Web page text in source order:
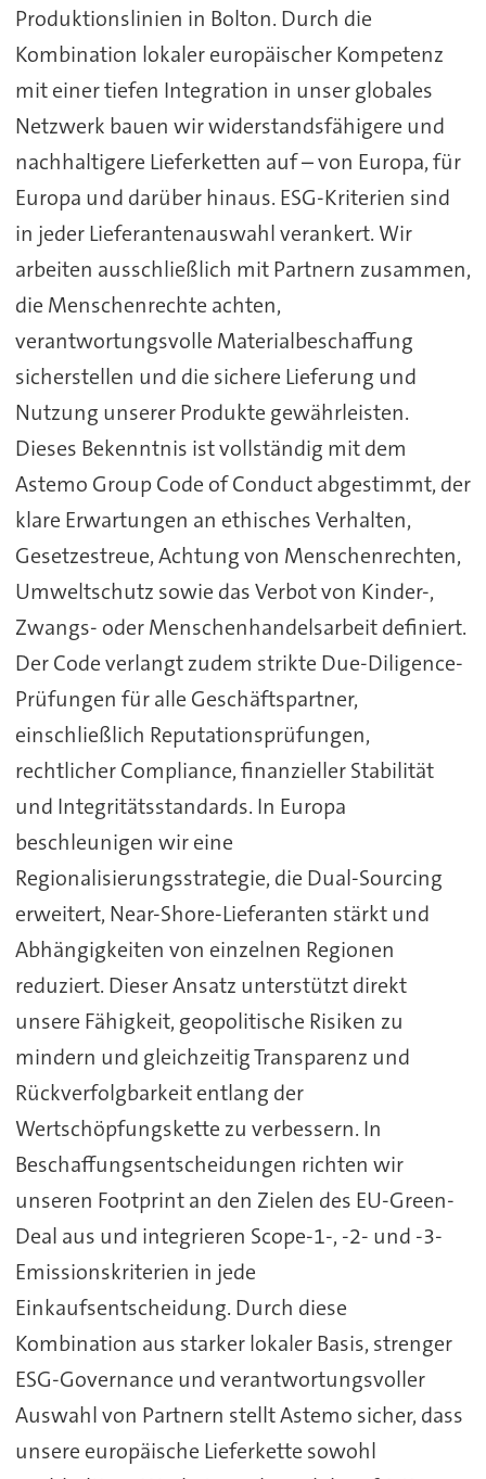
Produktionslinien in Bolton. Durch die
Kombination lokaler europäischer Kompetenz
mit einer tiefen Integration in unser globales
Netzwerk bauen wir widerstandsfähigere und
nachhaltigere Lieferketten auf – von Europa, für
Europa und darüber hinaus. ESG-Kriterien sind
in jeder Lieferantenauswahl verankert. Wir
arbeiten ausschließlich mit Partnern zusammen,
die Menschenrechte achten,
verantwortungsvolle Materialbeschaffung
sicherstellen und die sichere Lieferung und
Nutzung unserer Produkte gewährleisten.
Dieses Bekenntnis ist vollständig mit dem
Astemo Group Code of Conduct abgestimmt, der
klare Erwartungen an ethisches Verhalten,
Gesetzestreue, Achtung von Menschenrechten,
Umweltschutz sowie das Verbot von Kinder-,
Zwangs- oder Menschenhandelsarbeit definiert.
Der Code verlangt zudem strikte Due-Diligence-
Prüfungen für alle Geschäftspartner,
einschließlich Reputationsprüfungen,
rechtlicher Compliance, finanzieller Stabilität
und Integritätsstandards. In Europa
beschleunigen wir eine
Regionalisierungsstrategie, die Dual-Sourcing
erweitert, Near-Shore-Lieferanten stärkt und
Abhängigkeiten von einzelnen Regionen
reduziert. Dieser Ansatz unterstützt direkt
unsere Fähigkeit, geopolitische Risiken zu
mindern und gleichzeitig Transparenz und
Rückverfolgbarkeit entlang der
Wertschöpfungskette zu verbessern. In
Beschaffungsentscheidungen richten wir
unseren Footprint an den Zielen des EU-Green-
Deal aus und integrieren Scope-1-, -2- und -3-
Emissionskriterien in jede
Einkaufsentscheidung. Durch diese
Kombination aus starker lokaler Basis, strenger
ESG-Governance und verantwortungsvoller
Auswahl von Partnern stellt Astemo sicher, dass
unsere europäische Lieferkette sowohl